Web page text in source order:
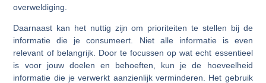
overweldiging.
Daarnaast kan het nuttig zijn om prioriteiten te stellen bij de
informatie die je consumeert. Niet alle informatie is even
relevant of belangrijk. Door te focussen op wat echt essentieel
is voor jouw doelen en behoeften, kun je de hoeveelheid
informatie die je verwerkt aanzienlijk verminderen. Het gebruik